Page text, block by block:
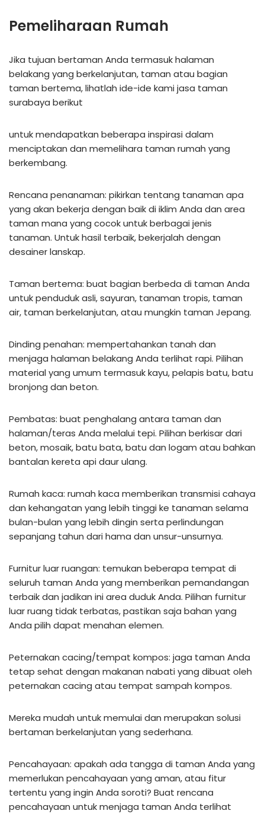
Pemeliharaan Rumah
Jika tujuan bertaman Anda termasuk halaman
belakang yang berkelanjutan, taman atau bagian
taman bertema, lihatlah ide-ide kami jasa taman
surabaya berikut
untuk mendapatkan beberapa inspirasi dalam
menciptakan dan memelihara taman rumah yang
berkembang.
Rencana penanaman: pikirkan tentang tanaman apa
yang akan bekerja dengan baik di iklim Anda dan area
taman mana yang cocok untuk berbagai jenis
tanaman. Untuk hasil terbaik, bekerjalah dengan
desainer lanskap.
Taman bertema: buat bagian berbeda di taman Anda
untuk penduduk asli, sayuran, tanaman tropis, taman
air, taman berkelanjutan, atau mungkin taman Jepang.
Dinding penahan: mempertahankan tanah dan
menjaga halaman belakang Anda terlihat rapi. Pilihan
material yang umum termasuk kayu, pelapis batu, batu
bronjong dan beton.
Pembatas: buat penghalang antara taman dan
halaman/teras Anda melalui tepi. Pilihan berkisar dari
beton, mosaik, batu bata, batu dan logam atau bahkan
bantalan kereta api daur ulang.
Rumah kaca: rumah kaca memberikan transmisi cahaya
dan kehangatan yang lebih tinggi ke tanaman selama
bulan-bulan yang lebih dingin serta perlindungan
sepanjang tahun dari hama dan unsur-unsurnya.
Furnitur luar ruangan: temukan beberapa tempat di
seluruh taman Anda yang memberikan pemandangan
terbaik dan jadikan ini area duduk Anda. Pilihan furnitur
luar ruang tidak terbatas, pastikan saja bahan yang
Anda pilih dapat menahan elemen.
Peternakan cacing/tempat kompos: jaga taman Anda
tetap sehat dengan makanan nabati yang dibuat oleh
peternakan cacing atau tempat sampah kompos.
Mereka mudah untuk memulai dan merupakan solusi
bertaman berkelanjutan yang sederhana.
Pencahayaan: apakah ada tangga di taman Anda yang
memerlukan pencahayaan yang aman, atau fitur
tertentu yang ingin Anda soroti? Buat rencana
pencahayaan untuk menjaga taman Anda terlihat